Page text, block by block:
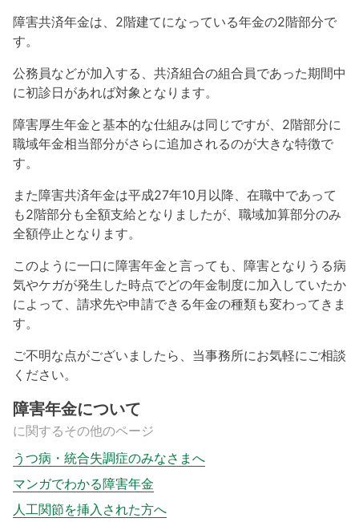
障害共済年金は、2階建てになっている年金の2階部分で
す。
公務員などが加入する、共済組合の組合員であった期間中
に初診日があれば対象となります。
障害厚生年金と基本的な仕組みは同じですが、2階部分に
職域年金相当部分がさらに追加されるのが大きな特徴で
す。
また障害共済年金は平成27年10月以降、在職中であって
も2階部分も全額支給となりましたが、職域加算部分のみ
全額停止となります。
このように一口に障害年金と言っても、障害となりうる病
気やケガが発生した時点でどの年金制度に加入していたか
によって、請求先や申請できる年金の種類も変わってきま
す。
ご不明な点がございましたら、当事務所にお気軽にご相談
ください。
障害年金について
に関するその他のページ
うつ病・統合失調症のみなさまへ
マンガでわかる障害年金
人工関節を挿入された方へ